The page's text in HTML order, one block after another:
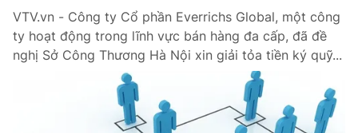
Xã hội
VTV.vn - Công ty Cổ phần Everrichs Global, một công
ty hoạt động trong lĩnh vực bán hàng đa cấp, đã đề
nghị Sở Công Thương Hà Nội xin giải tỏa tiền ký quỹ...